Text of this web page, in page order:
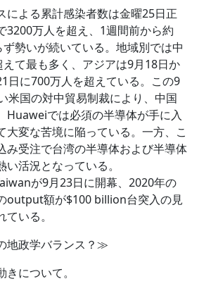
による累計感染者数は金曜25日正
3200万人を超え、1週間前から約
勢いが続いている。地域別では中
て最も多く、アジアは9月18日か
日に700万人を超えている。この9
米国の対中貿易制裁により、中国
Huaweiでは必須の半導体が手に入
大変な苦境に陥っている。一方、こ
み受注で台湾の半導体および半導体
活況となっている。
が9月23日に開幕、2020年の
output額が$100 billion台突入の見
いる。
地政学バランス？≫
について。